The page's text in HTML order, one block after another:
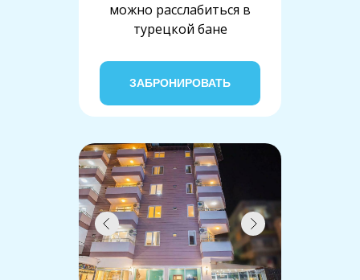
можно расслабиться в
турецкой бане
ЗАБРОНИРОВАТЬ